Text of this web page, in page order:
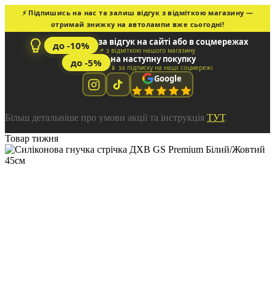
⚡ Підпишись на нас та залиш відгук з відміткою магазину —
отримай знижку на автолампи вже сьогодні!
до -10% за відгук на сайті або в соцмережах
📌 з відміткою нашого магазину
до -5% на наступну покупку
📱 за підписку на наші соцмережі
Google
Більш детальніше про умови акції та інструкція ТУТ.
Товар тижня